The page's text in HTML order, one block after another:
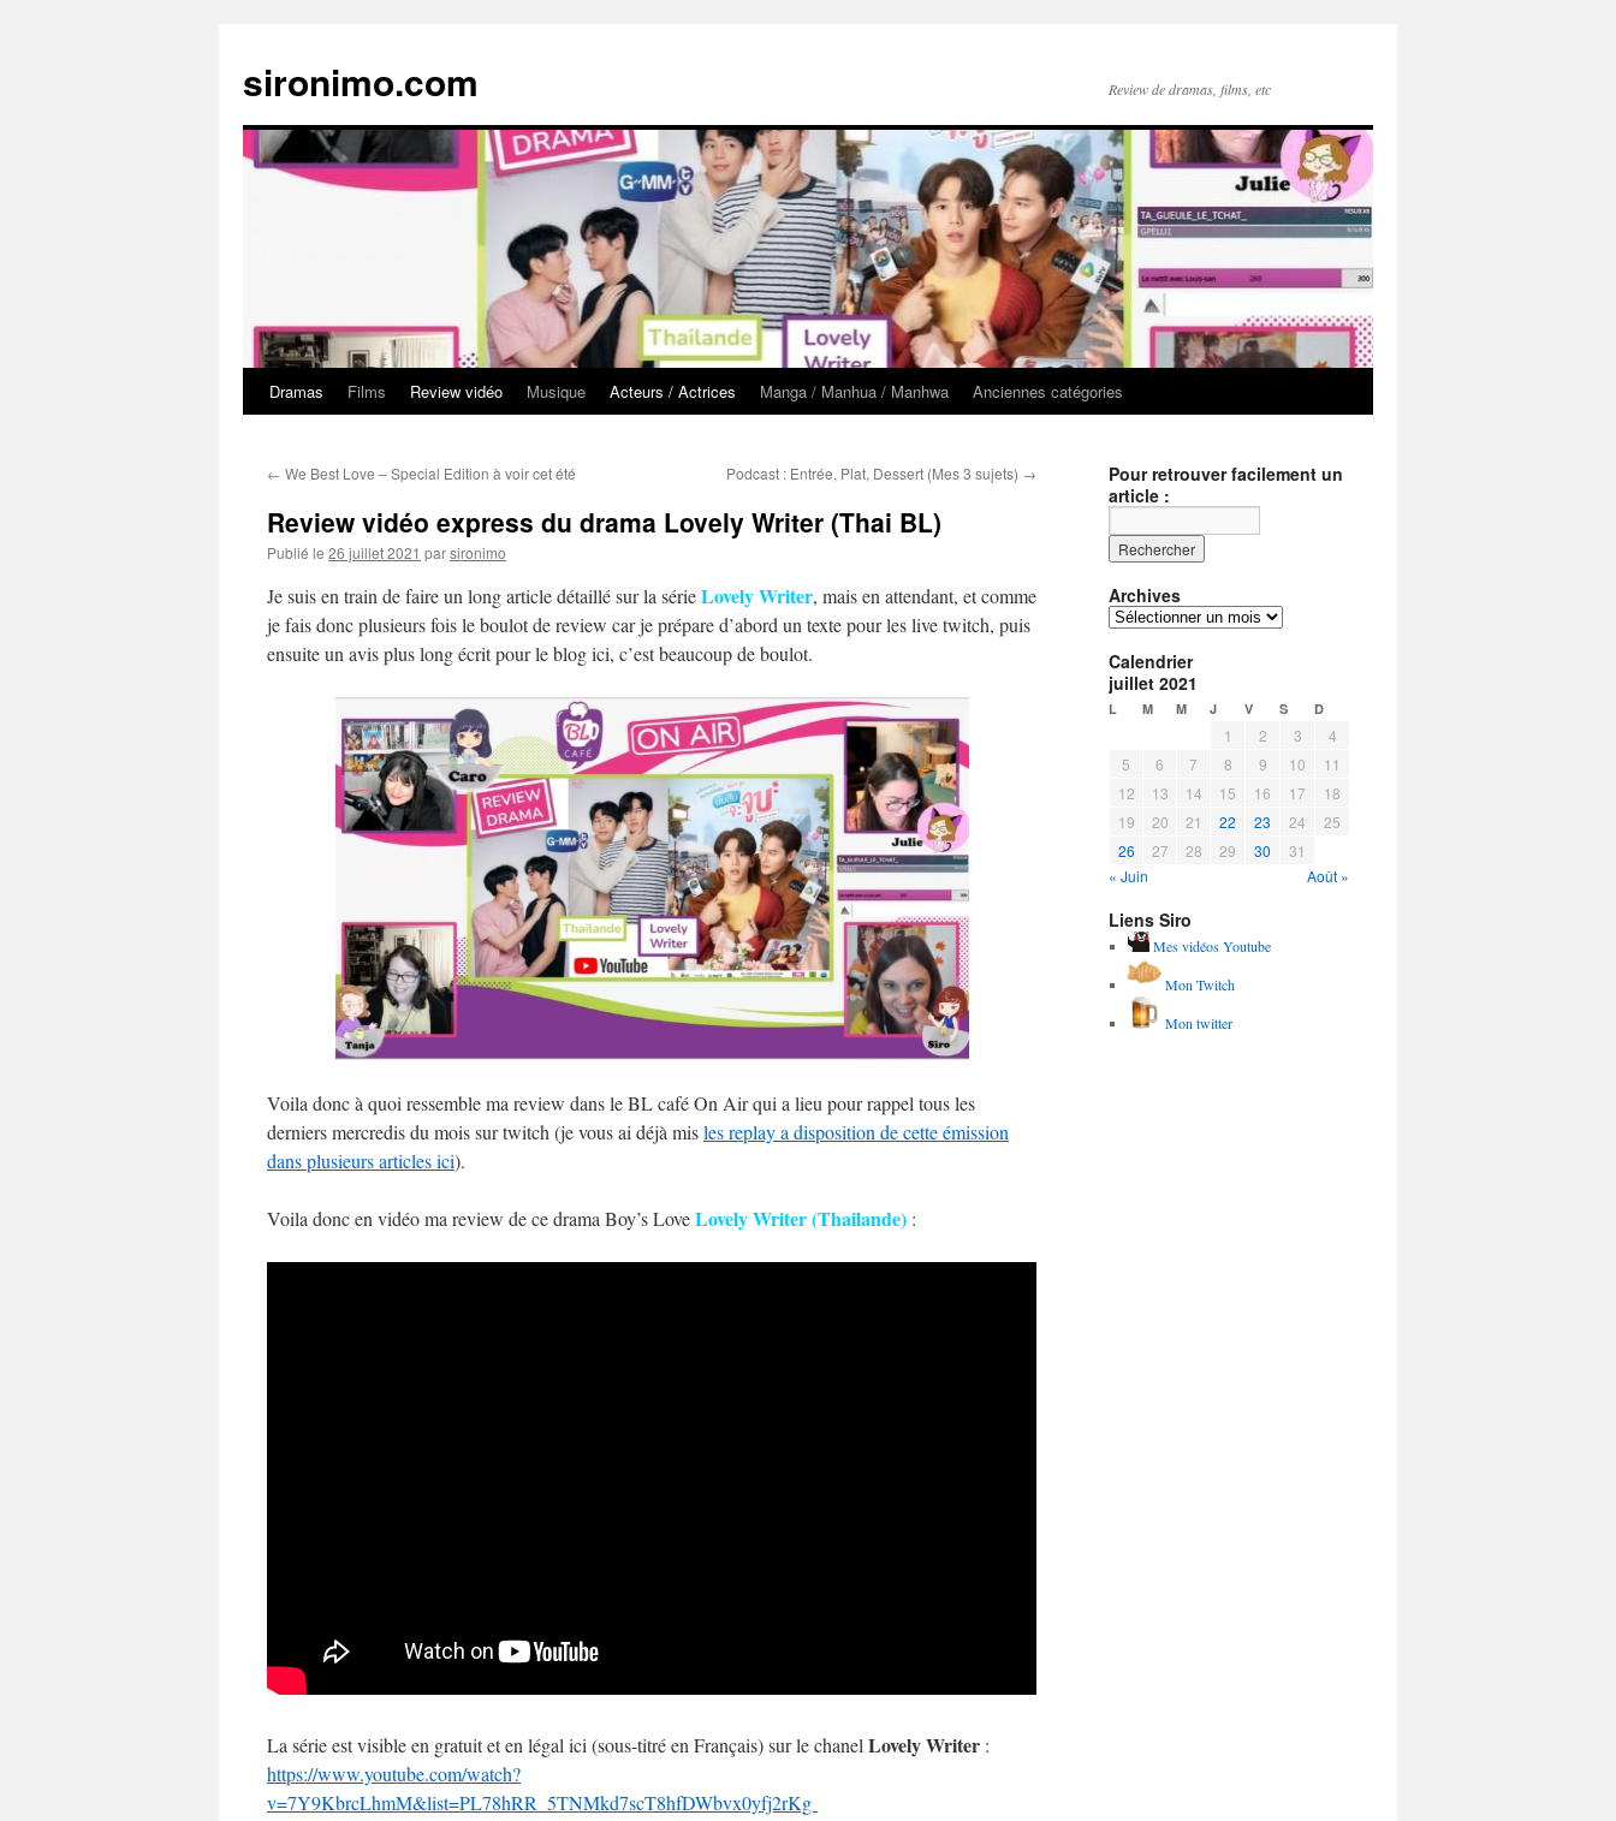
sironimo.com Review de dramas, films, etc
Aller
contenu
Dramas Films Review vidéo Musique Acteurs / Actrices Manga / Manhua / Manhwa Anciennes catégories
← We Best Love – Special Edition à voir cet été Podcast : Entrée, Plat, Dessert (Mes 3 sujets) →
Review vidéo express du drama Lovely Writer (Thai BL)
Publié le 26 juillet 2021 parsironimo
Je suis en train de faire un long article détaillé sur la sérieLovely Writer, mais en attendant, et comme
je fais donc plusieurs fois le boulot de review car je prépare d’abord un texte pour les live twitch, puis
ensuite un avis plus long écrit pour le blog ici, c’est beaucoup de boulot.
Voila donc à quoi ressemble ma review dans le BL café On Air qui a lieu pour rappel tous les
derniers mercredis du mois sur twitch (je vous ai déjà misles replay a disposition de cette émission
dans plusieurs articles ici).
Voila donc en vidéo ma review de ce drama Boy’s LoveLovely Writer (Thailande) :
La série est visible en gratuit et en légal ici (sous-titré en Français) sur le chanel Lovely Writer :
https://www.youtube.com/watch?
v=7Y9KbrcLhmM&list=PL78hRR_5TNMkd7scT8hfDWbvx0yfj2rKg
Pour retrouver facilement un
article :
Archives
Archives
Calendrier
juillet 2021
L M M J V S D
1 2 3
4
5
6 7 8 9 10
11
12
13 14 15 16 17
18
19
20 21 22 23 24
25
26
27 28 29 30
31
« Juin
Août »
Liens Siro
Mes vidéos Youtube
Mon Twitch
Mon twitter